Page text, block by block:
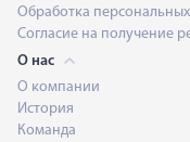
Обработка
Согласие на получение
О нас
О компании
История
Команда